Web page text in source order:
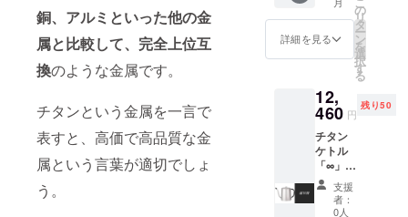
銅、アルミといった他の金
属と比較して、完全上位互
換のような金属です。
チタンという金属を一言で
表すと、高価で高品質な金
属という言葉が適切でしょ
う。
使用部
材の供
給状
合等に
より出
荷時期
が遅れ
る場合
があり
ます
定価格
の
17800
円から
40％オ
デザイ
ン・仕
様は変
更にな
る可能
性もご
ざいま
す。ご
了承く
詳細を見る
の
リ
タ
ー
ン
を
選
択
す
る
12,
460 円
残り50
チタン
ケトル
「∞」
1個
【税・
送料
支援
者：
0人